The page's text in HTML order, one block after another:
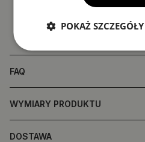
FAQ
WYMIARY PRODUKTU
DOSTAWA
POKAŻ SZCZEGÓŁY